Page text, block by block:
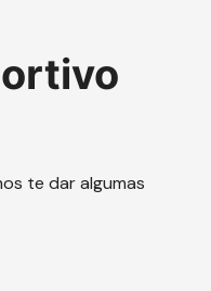
te dar algumas